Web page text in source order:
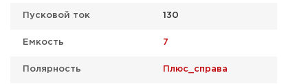
Пусковой ток 130
Емкость 7
Полярность Плюс_справа